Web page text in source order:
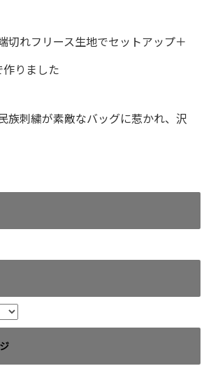
切れフリース生地でセットアップ＋
作りました
族刺繍が素敵なバッグに惹かれ、沢